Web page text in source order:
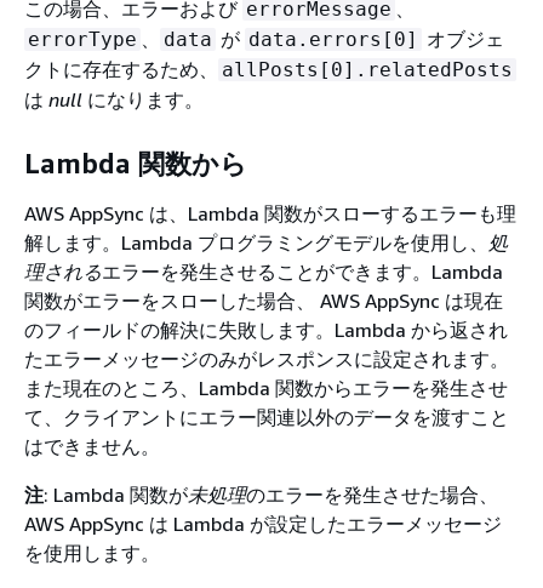
この場合、エラーおよび errorMessage 、
errorType 、 data が data.errors[0]
オブジェ
クトに存在するため、
allPosts[0].relatedPosts
は null になります。
Lambda 関数から
AWS AppSync は、Lambda 関数がスローするエラーも理
解します。Lambda プログラミングモデルを使用し、 処
理されるエラーを発生させることができます。Lambda
関数がエラーをスローした場合、 AWS AppSync は現在
のフィールドの解決に失敗します。Lambda から返され
たエラーメッセージのみがレスポンスに設定されます。
また現在のところ、Lambda 関数からエラーを発生させ
て、クライアントにエラー関連以外のデータを渡すこと
はできません。
注: Lambda 関数が未処理のエラーを発生させた場合、
AWS AppSync は Lambda が設定したエラーメッセージ
を使用します。